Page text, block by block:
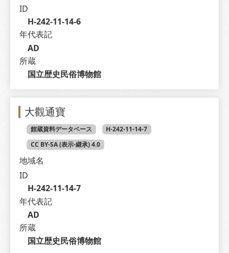
ID
H-242-11-14-6
年代表記
AD
所蔵
国立歴史民俗博物館
大觀通寶
館蔵資料データベース
H-242-11-14-7
CC BY-SA (表示-継承) 4.0
地域名
ID
H-242-11-14-7
年代表記
AD
所蔵
国立歴史民俗博物館